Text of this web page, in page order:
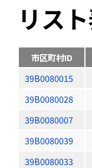
リス
市区町村ID
39B0080015
39B0080028
39B0080007
39B0080039
39B0080033